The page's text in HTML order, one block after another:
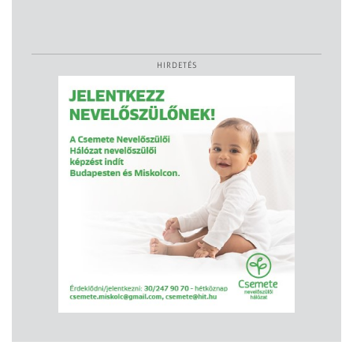
HIRDETÉS